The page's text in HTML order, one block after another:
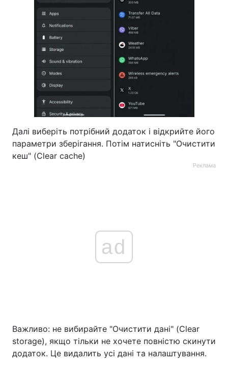
Далі виберіть потрібний додаток і відкрийте його
параметри зберігання. Потім натисніть "Очистити
кеш" (Clear cache)
Реклама
ad
Важливо: не вибирайте "Очистити дані" (Clear
storage), якщо тільки не хочете повністю скинути
додаток. Це видалить усі дані та налаштування.